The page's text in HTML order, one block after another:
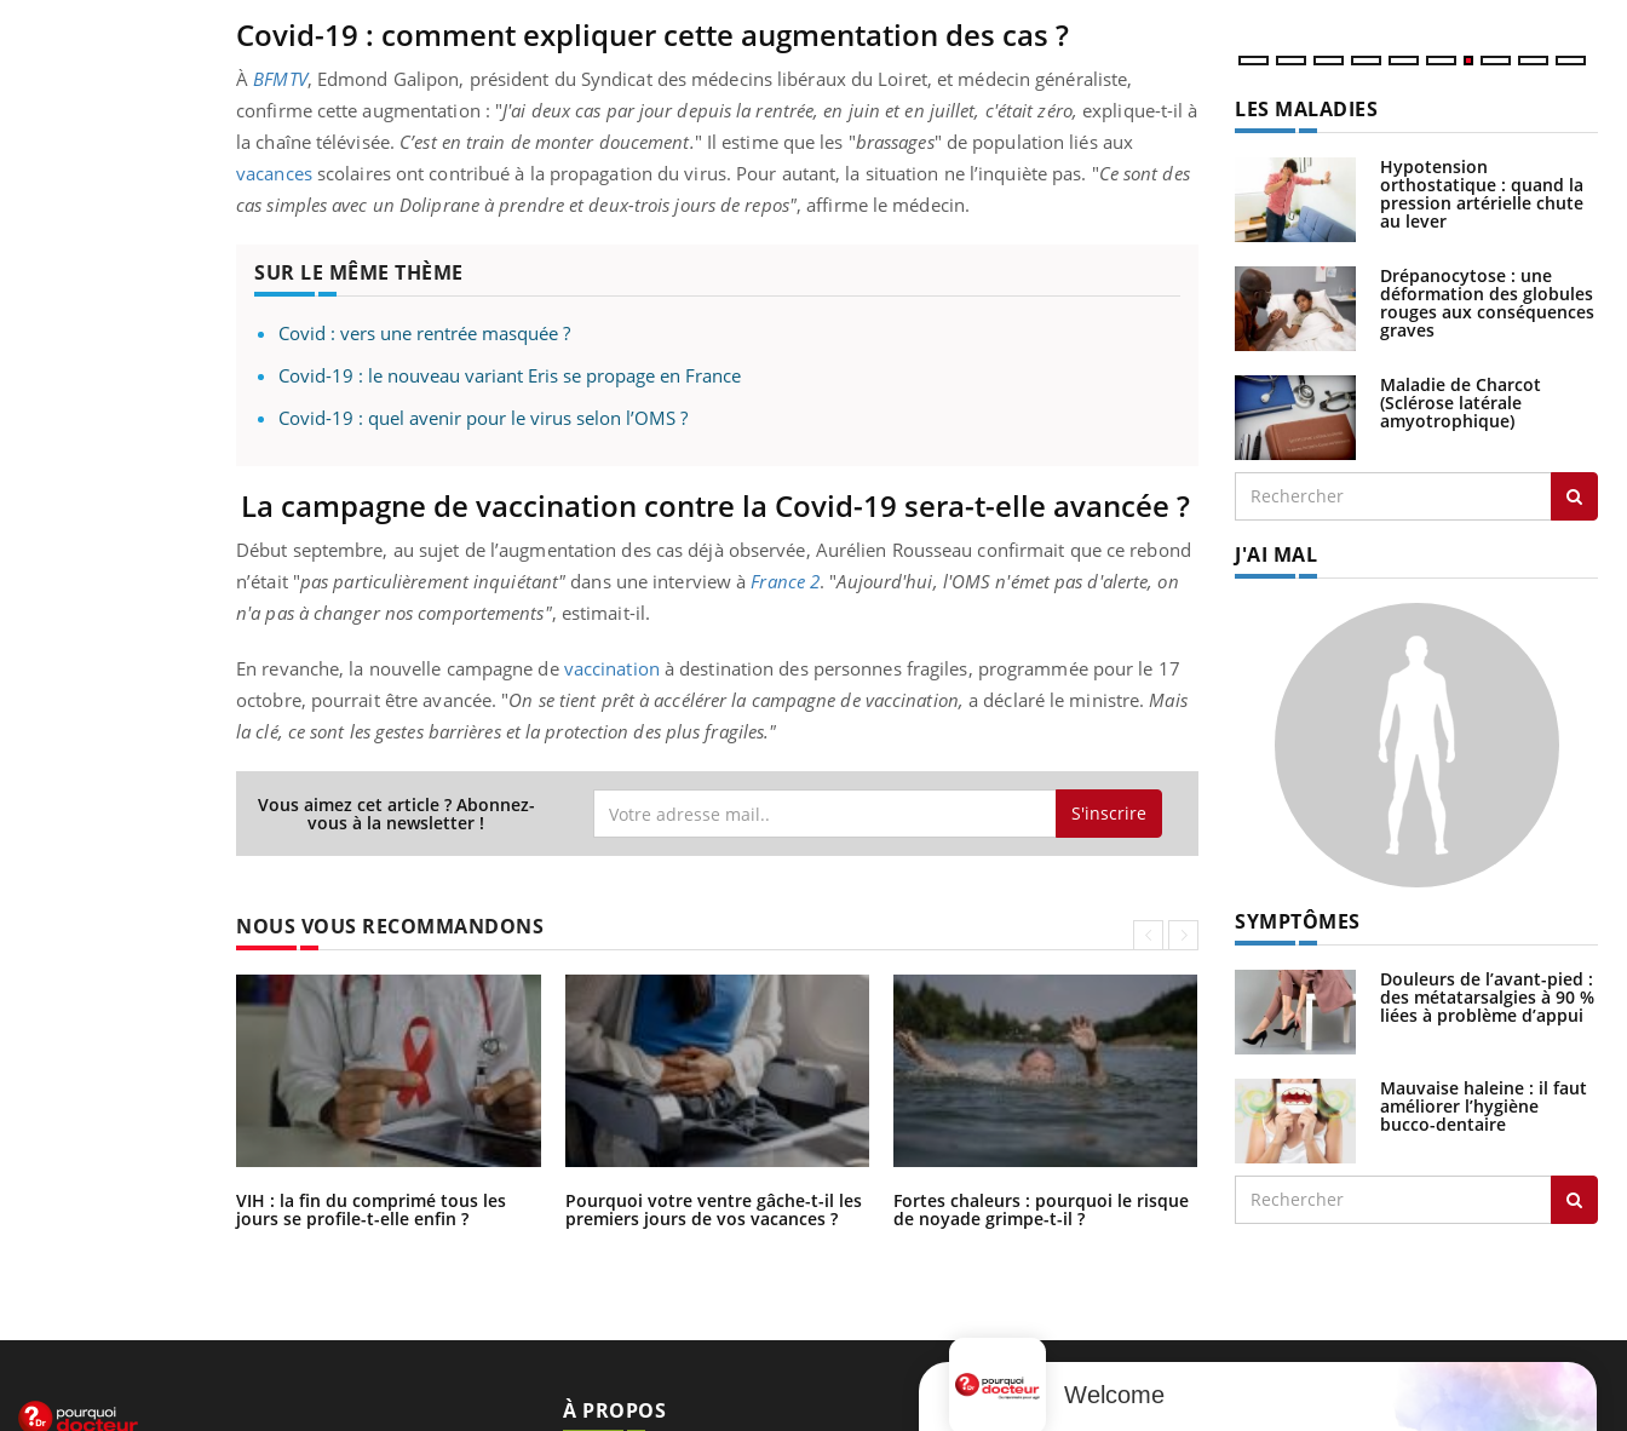
Covid-19 : comment expliquer cette augmentation des cas ?
ÀBFMTV, Edmond Galipon, président du Syndicat des médecins libéraux du Loiret, et médecin généraliste,
confirme cette augmentation : "J'ai deux cas par jour depuis la rentrée, en juin et en juillet, c'était zéro, explique-t-il à
la chaîne télévisée. C’est en train de monter doucement." Il estime que les "brassages" de population liés aux
vacancesscolaires ont contribué à la propagation du virus. Pour autant, la situation ne l’inquiète pas. "Ce sont des
cas simples avec un Doliprane à prendre et deux-trois jours de repos", affirme le médecin.
SUR LE MÊME THÈME
Covid : vers une rentrée masquée ?
Covid-19 : le nouveau variant Eris se propage en France
Covid-19 : quel avenir pour le virus selon l’OMS ?
La campagne de vaccination contre la Covid-19 sera-t-elle avancée ?
Début septembre, au sujet de l’augmentation des cas déjà observée, Aurélien Rousseau confirmait que ce rebond
n’était "pas particulièrement inquiétant" dans une interview àFrance 2. "Aujourd'hui, l'OMS n'émet pas d'alerte, on
n'a pas à changer nos comportements", estimait-il.
En revanche, la nouvelle campagne de vaccination à destination des personnes fragiles, programmée pour le 17
octobre, pourrait être avancée. "On se tient prêt à accélérer la campagne de vaccination,a déclaré le ministre.Mais
la clé, ce sont les gestes barrières et la protection des plus fragiles."
Vous aimez cet article ? Abonnez-
vous à la newsletter ! S'inscrire
NOUS VOUS RECOMMANDONS
VIH : la fin du comprimé tous les
jours se profile-t-elle enfin ?
Pourquoi votre ventre gâche-t-il les
premiers jours de vos vacances ?
Fortes chaleurs : pourquoi le risque
de noyade grimpe-t-il ?
Le Viagra pourrait-il freiner la
propagation du cancer ?
LES MALADIES
Hypotension
orthostatique : quand la
pression artérielle chute
au lever
Drépanocytose : une
déformation des globules
rouges aux conséquences
graves
Maladie de Charcot
(Sclérose latérale
amyotrophique)
J'AI MAL
SYMPTÔMES
Douleurs de l’avant-pied :
des métatarsalgies à 90 %
liées à problème d’appui
Mauvaise haleine : il faut
améliorer l’hygiène
bucco-dentaire
À PROPOS NEWSLETTER
Welcome